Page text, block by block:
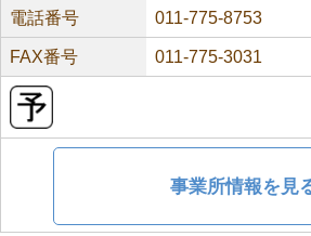
電話番号 011-775-8753
FAX番号 011-775-3031
事業所情報を見